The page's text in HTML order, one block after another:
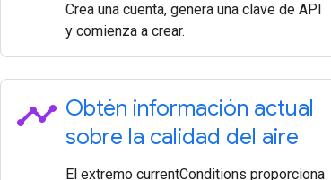
Crea una cuenta, genera una clave de API
y comienza a crear.
timeline Obtén información actual
sobre la calidad del aire
El extremo currentConditions proporciona